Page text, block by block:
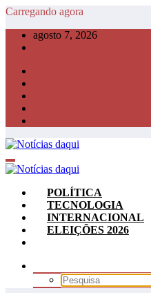
Pular
conteúdo
Carregando agora
agosto 7, 2026
POLÍTICA
TECNOLOGIA
INTERNACIONAL
ELEIÇÕES 2026